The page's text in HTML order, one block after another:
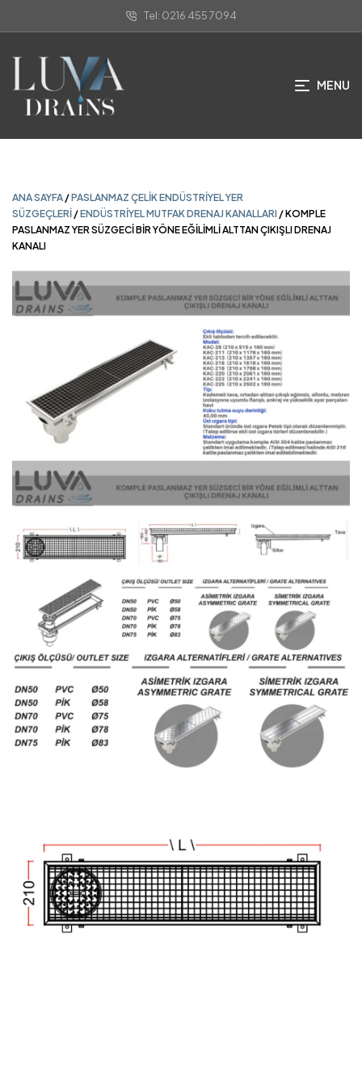
Tel: 0216 455 7094
MENU
ANA SAYFA/PASLANMAZ ÇELIK ENDÜSTRIYEL YER
PASLANMAZ YER SÜZGECİ BİR YÖNE EĞİLİMLİ ALTTAN ÇIKIŞLI DRENAJ
KANALI
ANA SAYFA /PASLANMAZ ÇELIK ENDÜSTRIYEL YER
SÜZGEÇLERI /ENDÜSTRIYEL MUTFAK DRENAJ KANALLARI / KOMPLE
PASLANMAZ YER SÜZGECİ BİR YÖNE EĞİLİMLİ ALTTAN ÇIKIŞLI DRENAJ
KANALI